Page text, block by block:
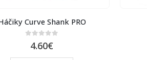
Curve Shank PRO
out of 5
4.60€